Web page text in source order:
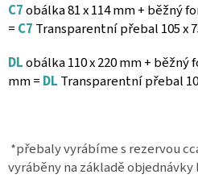
C7obálka81 x 114 mm+ běžný
= C7 Transparentní přebal 105 x
DLobálka 110 x 220 mm + běžný
mm = DL Transparentní přebal
*přebaly vyrábíme s rezervou
vyráběny na základě